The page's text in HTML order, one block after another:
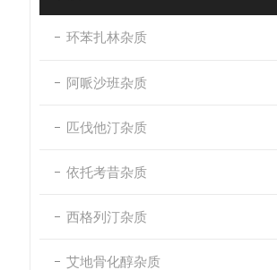
环苯扎林杂质
阿哌沙班杂质
匹伐他汀杂质
依托考昔杂质
西格列汀杂质
艾地骨化醇杂质